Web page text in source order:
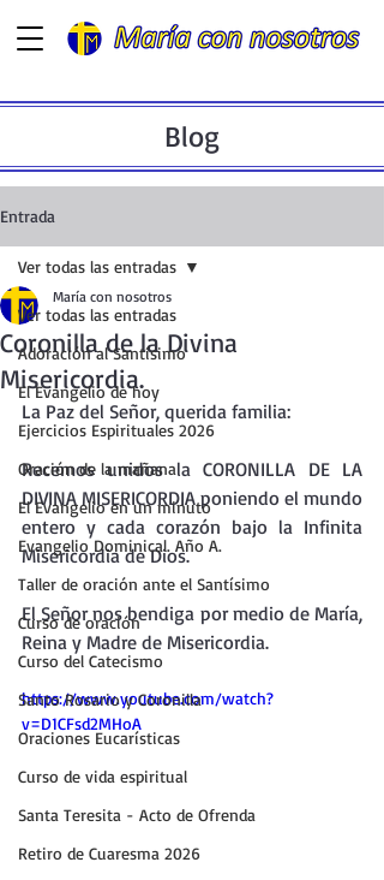
Blog
Entrada
Ver todas las entradas
Adoración al Santísimo
El Evangelio de hoy
Ejercicios Espirituales 2026
Oración de la mañana
El Evangelio en un minuto
Evangelio Dominical. Año A.
Taller de oración ante el Santísimo
Curso de oración
Curso del Catecismo
Santo Rosario y Coronilla
Oraciones Eucarísticas
Curso de vida espiritual
Santa Teresita - Acto de Ofrenda
Retiro de Cuaresma 2026
Ver todas las entradas
Coronilla de la Divina
Misericordia.
María con nosotros
La Paz del Señor, querida familia:
Recemos unidos la CORONILLA DE LA
DIVINA MISERICORDIA poniendo el mundo
entero y cada corazón bajo la Infinita
Misericordia de Dios.
El Señor nos bendiga por medio de María,
Reina y Madre de Misericordia.
https://www.youtube.com/watch?
v=D1CFsd2MHoA